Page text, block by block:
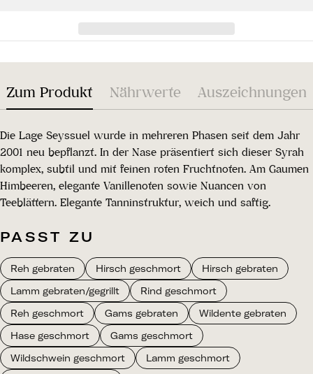
Zum Produkt Nährwerte Auszeichnungen
Die Lage Seyssuel wurde in mehreren Phasen seit dem Jahr
2001 neu bepflanzt. In der Nase präsentiert sich dieser Syrah
komplex, subtil und mit feinen roten Fruchtnoten. Am Gaumen
Himbeeren, elegante Vanillenoten sowie Nuancen von
Teeblättern. Elegante Tanninstruktur, weich und saftig.
PASST ZU
Reh gebraten Hirsch geschmort
Hirsch gebraten
Lamm gebraten/gegrillt
Rind geschmort
Reh geschmort
Gams gebraten
Wildente gebraten
Hase geschmort
Gams geschmort
Wildschwein geschmort
Lamm geschmort